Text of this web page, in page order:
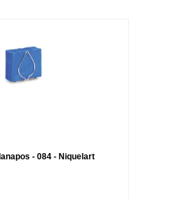
- 084 - Niquelart